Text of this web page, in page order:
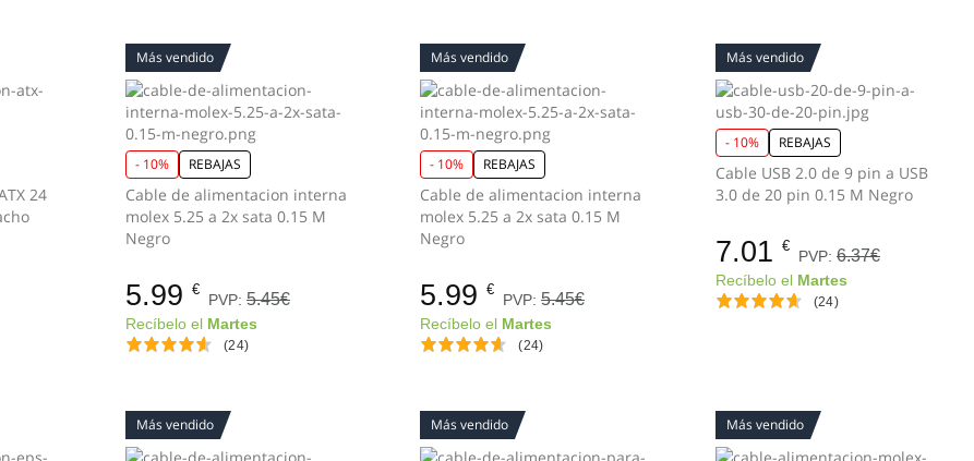
24
Más vendido
- 10% REBAJAS
Cable de alimentacion interna
molex 5.25 a 2x sata 0.15 M
Negro
5.99 €
PVP: 5.45€
Recíbelo el Martes
(24)
Más vendido
- 10% REBAJAS
Cable de alimentacion interna
molex 5.25 a 2x sata 0.15 M
Negro
5.99 €
PVP:5.45€
Recíbelo el Martes
(24)
Más vendido
- 10% REBAJAS
Cable USB 2.0 de 9 pin a USB
3.0 de 20 pin 0.15 M Negro
7.01 €
PVP: 6.37€
Recíbelo el Martes
(24)
Más vendido Más vendido Más vendido